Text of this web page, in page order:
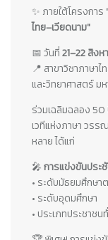
✨ ภายใต้โครงการ
ไทย–เวียดนาม"
📅 วันที่21–22 สิง
📍 สาขาวิชาภาษา
และวิทยาศาสตร์ ม
ร่วมเฉลิมฉลอง 50
เวทีแห่งภาษา วร
หลาย ได้แก่
🎤การแข่งขันประ
• ระดับมัธยมศึกษา
• ระดับอุดมศึกษา
• ประเภทประชาชน